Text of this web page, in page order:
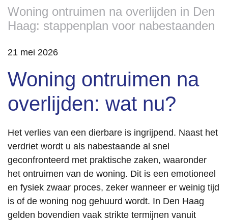
Woning ontruimen na overlijden in Den
Haag: stappenplan voor nabestaanden
21 mei 2026
Woning ontruimen na
overlijden: wat nu?
Het verlies van een dierbare is ingrijpend. Naast het
verdriet wordt u als nabestaande al snel
geconfronteerd met praktische zaken, waaronder
het ontruimen van de woning. Dit is een emotioneel
en fysiek zwaar proces, zeker wanneer er weinig tijd
is of de woning nog gehuurd wordt. In Den Haag
gelden bovendien vaak strikte termijnen vanuit